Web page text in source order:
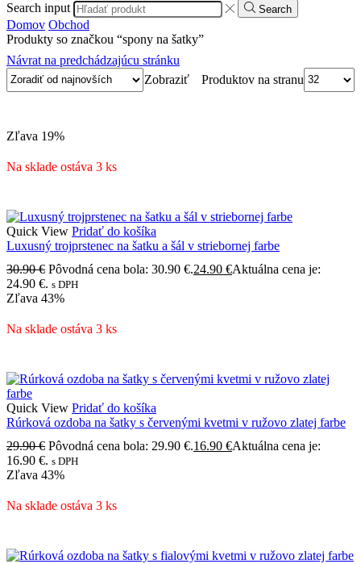
Search input
Search
Domov Obchod
Produkty so značkou “spony na šatky”
Návrat na predchádzajúcu stránku
Zobraziť
Produktov na stranu
Zľava 19%
Na sklade ostáva 3 ks
Quick View Pridať do košíka
Luxusný trojprstenec na šatku a šál v striebornej farbe
30.90€ Pôvodná cena bola: 30.90 €.24.90 €Aktuálna cena je:
24.90 €. s DPH
Zľava 43%
Na sklade ostáva 3 ks
Quick View Pridať do košíka
Rúrková ozdoba na šatky s červenými kvetmi v ružovo zlatej farbe
29.90€ Pôvodná cena bola: 29.90 €.16.90 €Aktuálna cena je:
16.90 €. s DPH
Zľava 43%
Na sklade ostáva 3 ks